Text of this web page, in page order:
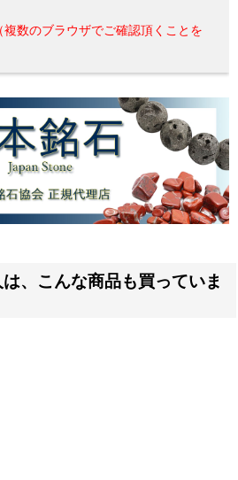
数のブラウザでご確認頂くことを
、こんな商品も買っていま